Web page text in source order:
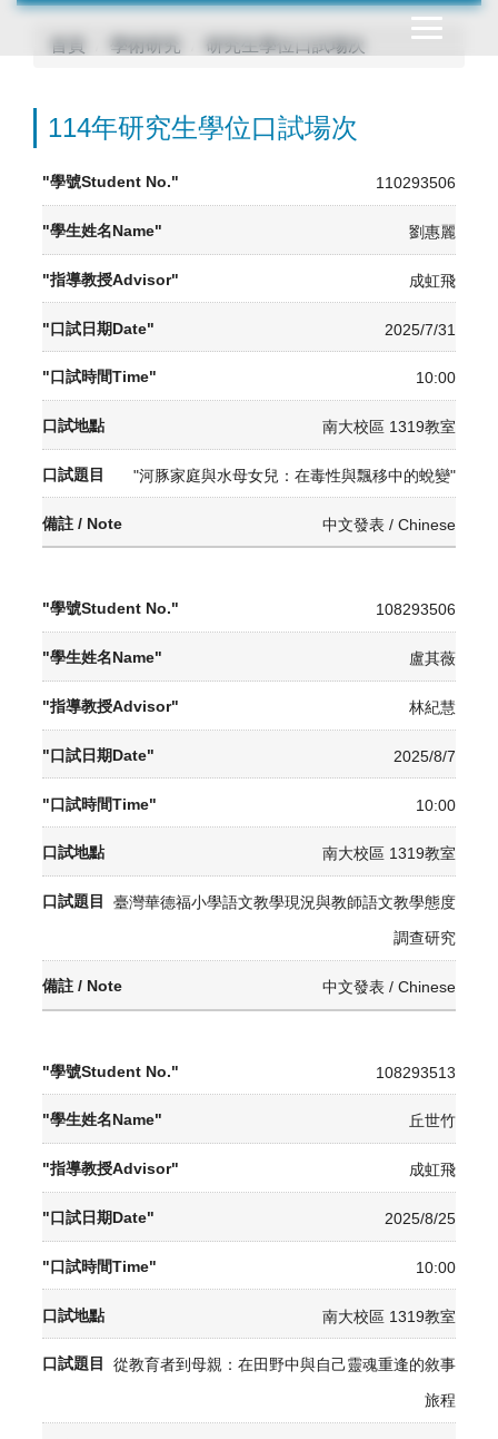
跳
首頁 學術研究 研究生學位口試場次
114年研究生學位口試場次
110293506
劉惠麗
成虹飛
2025/7/31
10:00
南大校區 1319教室
"河豚家庭與水母女兒：在毒性與飄移中的蛻變"
中文發表 / Chinese
108293506
盧其薇
林紀慧
2025/8/7
10:00
南大校區 1319教室
臺灣華德福小學語文教學現況與教師語文教學態度
調查研究
中文發表 / Chinese
108293513
丘世竹
成虹飛
2025/8/25
10:00
南大校區 1319教室
從教育者到母親：在田野中與自己靈魂重逢的敘事
旅程